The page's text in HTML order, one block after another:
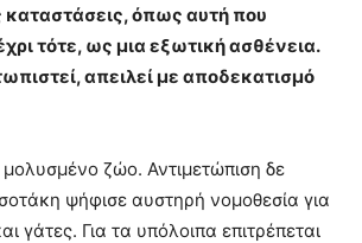
όπως αυτή που
τότε, ως μια εξωτική ασθένεια.
απειλεί με αποδεκατισμό
ζώο. Αντιμετώπιση δε
ψήφισε αυστηρή νομοθεσία για
Για τα υπόλοιπα επιτρέπεται